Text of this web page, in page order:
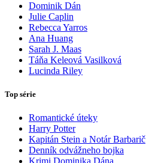
Dominik Dán
Julie Caplin
Rebecca Yarros
Ana Huang
Sarah J. Maas
Táňa Keleová Vasilková
Lucinda Riley
Top série
Romantické úteky
Harry Potter
Kapitán Stein a Notár Barbarič
Denník odvážneho bojka